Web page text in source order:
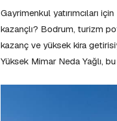
Gayrimenkul yatırımcıları
kazançlı? Bodrum, turizm
kazanç ve yüksek kira
Yüksek Mimar Neda Yağlı,